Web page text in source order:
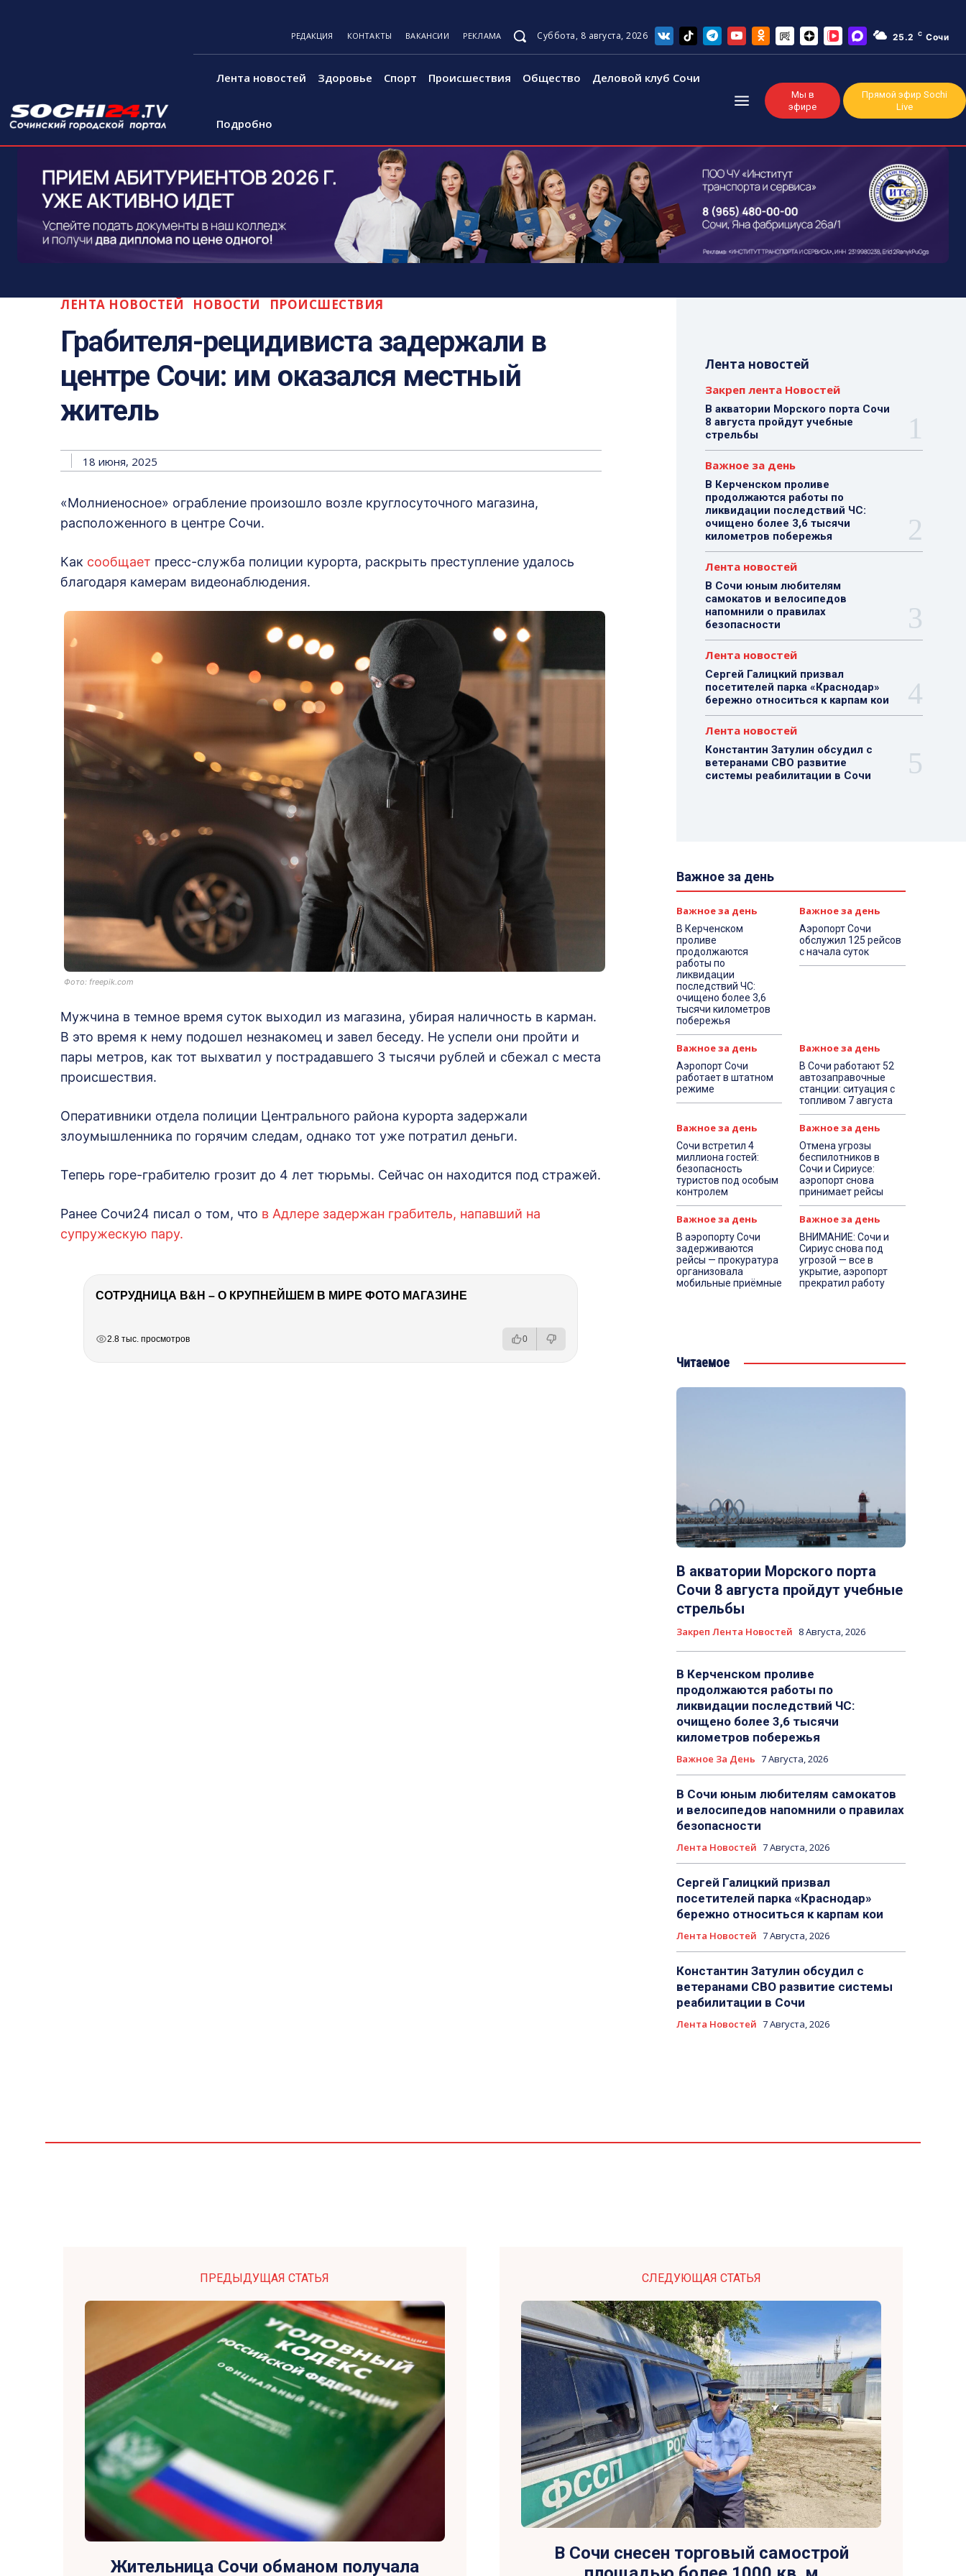
РЕДАКЦИЯ КОНТАКТЫ ВАКАНСИИ РЕКЛАМА Суббота, 8 августа, 2026 25.2 C Сочи
Лента новостей Здоровье Спорт Происшествия Общество Деловой клуб Сочи
Подробно
Мы в
эфире
Прямой эфир Sochi
Live
ЛЕНТА НОВОСТЕЙ НОВОСТИ ПРОИСШЕСТВИЯ
Грабителя-рецидивиста задержали в
центре Сочи: им оказался местный
житель
18 июня, 2025
«Молниеносное» ограбление произошло возле круглосуточного магазина,
расположенного в центре Сочи.
Как сообщает пресс-служба полиции курорта, раскрыть преступление удалось
благодаря камерам видеонаблюдения.
Фото: freepik.com
Мужчина в темное время суток выходил из магазина, убирая наличность в карман.
В это время к нему подошел незнакомец и завел беседу. Не успели они пройти и
пары метров, как тот выхватил у пострадавшего 3 тысячи рублей и сбежал с места
происшествия.
Оперативники отдела полиции Центрального района курорта задержали
злоумышленника по горячим следам, однако тот уже потратил деньги.
Теперь горе-грабителю грозит до 4 лет тюрьмы. Сейчас он находится под стражей.
Ранее Сочи24 писал о том, что в Адлере задержан грабитель, напавший на
супружескую пару.
СОТРУДНИЦА B&H – О КРУПНЕЙШЕМ В МИРЕ ФОТО МАГАЗИНЕ
2.8 тыс. просмотров 0
Лента новостей
Закреп лента Новостей
В акватории Морского порта Сочи
8 августа пройдут учебные
стрельбы
Важное за день
В Керченском проливе
продолжаются работы по
ликвидации последствий ЧС:
очищено более 3,6 тысячи
километров побережья
Лента новостей
В Сочи юным любителям
самокатов и велосипедов
напомнили о правилах
безопасности
Лента новостей
Сергей Галицкий призвал
посетителей парка «Краснодар»
бережно относиться к карпам кои
Лента новостей
Константин Затулин обсудил с
ветеранами СВО развитие
системы реабилитации в Сочи
Важное за день
Важное за день
В Керченском
проливе
продолжаются
работы по
ликвидации
последствий ЧС:
очищено более 3,6
тысячи километров
побережья
Важное за день
Аэропорт Сочи
обслужил 125 рейсов
с начала суток
Важное за день
Аэропорт Сочи
работает в штатном
режиме
Важное за день
В Сочи работают 52
автозаправочные
станции: ситуация с
топливом 7 августа
Важное за день
Сочи встретил 4
миллиона гостей:
безопасность
туристов под особым
контролем
Важное за день
Отмена угрозы
беспилотников в
Сочи и Сириусе:
аэропорт снова
принимает рейсы
Важное за день
В аэропорту Сочи
задерживаются
рейсы — прокуратура
организовала
мобильные приёмные
Важное за день
ВНИМАНИЕ: Сочи и
Сириус снова под
угрозой — все в
укрытие, аэропорт
прекратил работу
Читаемое
В акватории Морского порта
Сочи 8 августа пройдут учебные
стрельбы
Закреп Лента Новостей 8 Августа, 2026
В Керченском проливе
продолжаются работы по
ликвидации последствий ЧС:
очищено более 3,6 тысячи
километров побережья
Важное За День 7 Августа, 2026
В Сочи юным любителям самокатов
и велосипедов напомнили о правилах
безопасности
Лента Новостей 7 Августа, 2026
Сергей Галицкий призвал
посетителей парка «Краснодар»
бережно относиться к карпам кои
Лента Новостей 7 Августа, 2026
Константин Затулин обсудил с
ветеранами СВО развитие системы
реабилитации в Сочи
Лента Новостей 7 Августа, 2026
ПРЕДЫДУЩАЯ СТАТЬЯ
Жительница Сочи обманом получала
СЛЕДУЮЩАЯ СТАТЬЯ
В Сочи снесен торговый самострой